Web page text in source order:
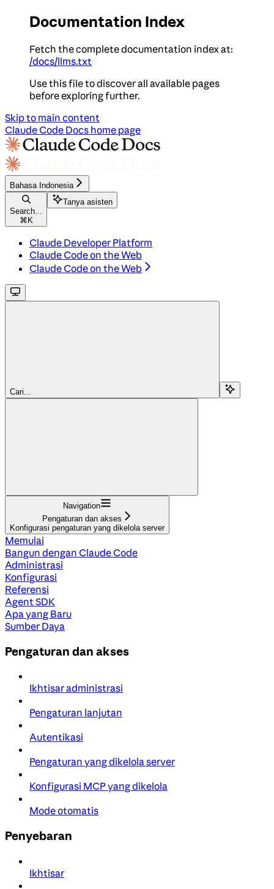
Documentation Index
Fetch the complete documentation index at:
/docs/llms.txt
Use this file to discover all available pages
before exploring further.
Skip to main content
Claude Code Docs home page
Bahasa Indonesia
Search...
⌘ K
Tanya asisten
Claude Developer Platform
Claude Code on the Web
Claude Code on the Web
Cari...
Navigation
Pengaturan dan akses
Konfigurasi pengaturan yang dikelola server
Memulai
Bangun dengan Claude Code
Administrasi
Konfigurasi
Referensi
Agent SDK
Apa yang Baru
Sumber Daya
Pengaturan dan akses
Ikhtisar administrasi
Pengaturan lanjutan
Autentikasi
Pengaturan yang dikelola server
Konfigurasi MCP yang dikelola
Mode otomatis
Penyebaran
Ikhtisar